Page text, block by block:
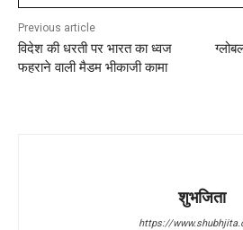
Previous article
विदेश की धरती पर भारत का ध्वज
फहराने वाली मैडम भीकाजी कामा
शुभजिता
https://